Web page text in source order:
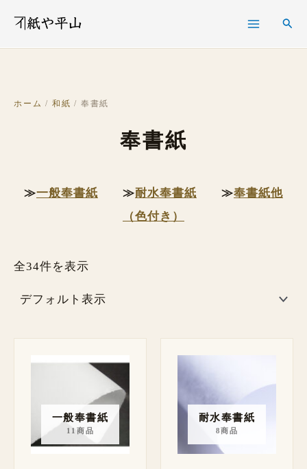
検
索
ホーム / 和紙 / 奉書紙
奉書紙
≫一般奉書紙 ≫耐水奉書紙 ≫奉書紙他
（色付き）
全34件を表示
一般奉書紙
11商品
耐水奉書紙
8商品